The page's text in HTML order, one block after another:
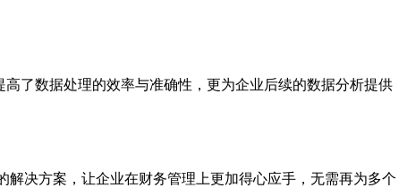
了数据处理的效率与准确性，更为企业后续的数据分析提供
决方案，让企业在财务管理上更加得心应手，无需再为多个